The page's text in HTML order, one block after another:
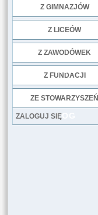
Z GIMNAZJÓW
Z LICEÓW
Z ZAWODÓWEK
Z FUNDACJI
ZE STOWARZYSZEŃ
LOG
ZALOGUJ SIĘ